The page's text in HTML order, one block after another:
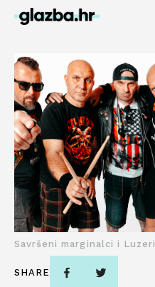
Savršeni marginalci i Luzeri
SHARE